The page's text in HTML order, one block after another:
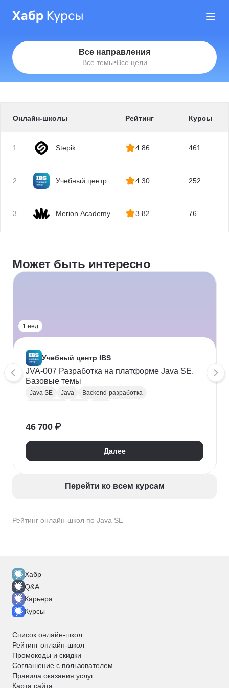
Все направления
Все темы•Все цели
Рейтинг онлайн-школ по Java SE
Онлайн-школы Рейтинг Курсы
1 Stepik 4.86 461
2
Учебный центр
4.30 252
3 Merion Academy 3.82 76
Может быть интересно
1 нед
Учебный центр IBS
JVA-007 Разработка на платформе Java SE.
Базовые темы
Java SE Java
Backend-разработка
46 700 ₽
Далее
Перейти ко всем курсам
Хабр
Q&A
Карьера
Курсы
Список онлайн-школ
Рейтинг онлайн-школ
Промокоды и скидки
Соглашение с пользователем
Правила оказания услуг
Карта сайта